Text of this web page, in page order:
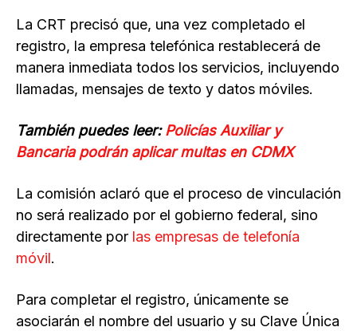
La CRT precisó que, una vez completado el
registro, la empresa telefónica restablecerá de
manera inmediata todos los servicios, incluyendo
llamadas, mensajes de texto y datos móviles.
También puedes leer:Policías Auxiliar y
Bancaria podrán aplicar multas en CDMX
La comisión aclaró que el proceso de vinculación
no será realizado por el gobierno federal, sino
directamente por las empresas de telefonía
móvil.
Para completar el registro, únicamente se
asociarán el nombre del usuario y su Clave Única